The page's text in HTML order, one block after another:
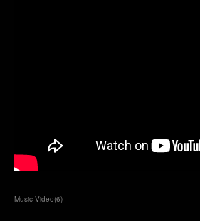
Music Video(6)